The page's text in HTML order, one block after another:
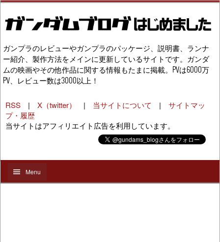
ガンプラのレビューやガンプラのパッケージ、説明書、ランナ
ー紹介、製作方法をメインに更新しているサイトです。ガンダ
ムの映画やその他作品に関する情報もたまに掲載。PVは6000万
PV、レビュー数は3000以上！
RSS | X（twitter） | 当サイトについて | サイトマッ
プ・履歴
当サイトはアフィリエイト広告を利用しています。
Menu